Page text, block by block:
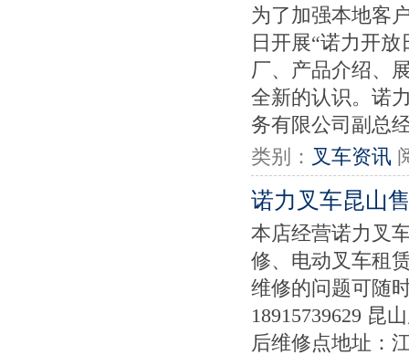
为了加强本地客
日开展“诺力开
厂、产品介绍、
全新的认识。诺
务有限公司副总
类别： 叉车资讯
诺力叉车昆山
本店经营诺力叉
修、电动叉车租
维修的问题可随
18915739629 昆
后维修点地址：